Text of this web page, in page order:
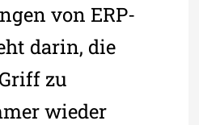
von ERP-
darin, die
zu
wieder